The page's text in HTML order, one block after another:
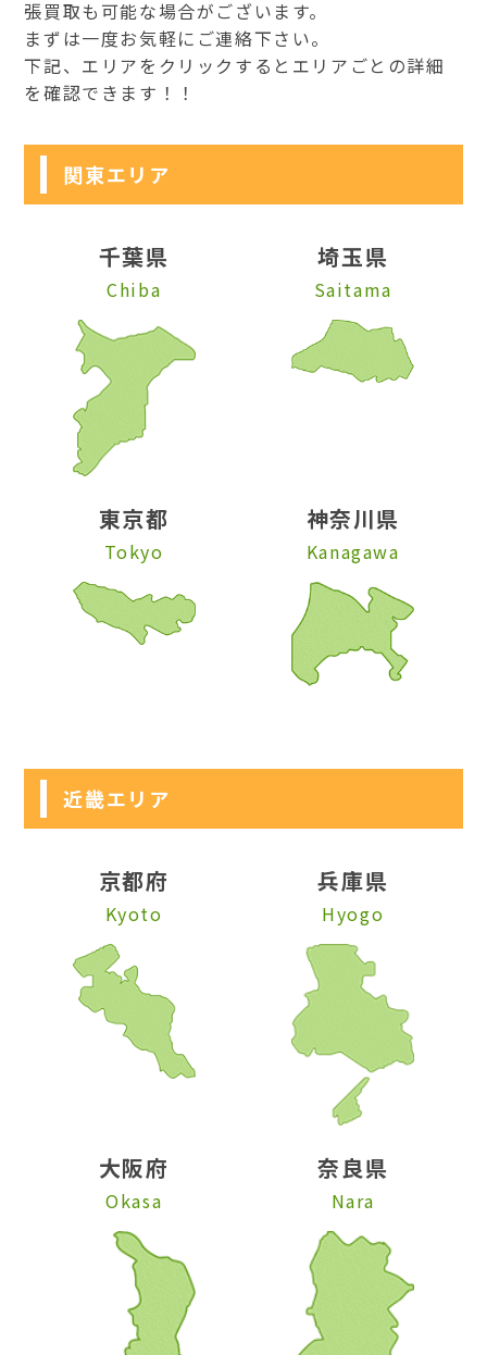
張買取も可能な場合がございます。
まずは一度お気軽にご連絡下さい。
下記、エリアをクリックするとエリアごとの詳細
を確認できます！！
関東エリア
千葉県
Chiba
埼玉県
Saitama
東京都
Tokyo
神奈川県
Kanagawa
近畿エリア
京都府
Kyoto
兵庫県
Hyogo
大阪府
Okasa
奈良県
Nara